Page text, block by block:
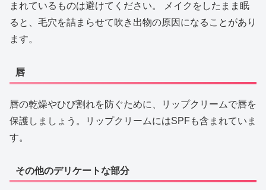
まれているものは避けてください。 メイクをしたまま眠
ると、毛穴を詰まらせて吹き出物の原因になることがあり
ます。
唇
唇の乾燥やひび割れを防ぐために、リップクリームで唇を
保護しましょう。リップクリームにはSPFも含まれていま
す。
その他のデリケートな部分